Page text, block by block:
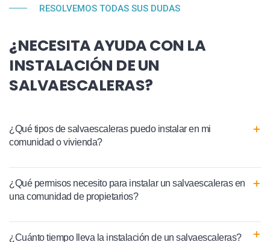
RESOLVEMOS TODAS SUS DUDAS
¿NECESITA AYUDA CON LA
INSTALACIÓN DE UN
SALVAESCALERAS?
¿Qué tipos de salvaescaleras puedo instalar en mi
comunidad o vivienda?
¿Qué permisos necesito para instalar un salvaescaleras en
una comunidad de propietarios?
¿Cuánto tiempo lleva la instalación de un salvaescaleras?